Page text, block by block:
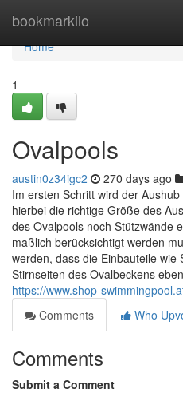
bookmarkilo
Home
Home
1
Ovalpools
austin0z34igc2 270 days ago
Im ersten Schritt wird der
hierbei die richtige Größe des
des Ovalpools noch Stützwände
maßlich berücksichtigt werden
werden, dass die Einbauteile wie
Stirnseiten des Ovalbeckens
https://www.shop-
Comments
Who
Comments
Submit a Comment